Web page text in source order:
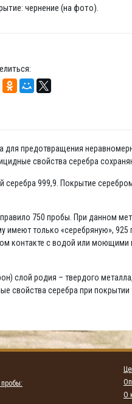
чернение (на фото).
для предотвращения
свойства серебра
серебра 999,9. Покрытие
750 пробы. При данном
только «серебряную»,
контакте с водой или
слой родия – твердого
свойства серебра при покрытии
О